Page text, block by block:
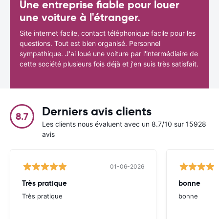
Une entreprise fiable pour louer
une voiture à l'étranger.
Site internet facile, contact téléphonique facile pour les
questions. Tout est bien organisé. Personnel
sympathique. J'ai loué une voiture par l'intermédiaire de
cette société plusieurs fois déjà et j'en suis très satisfait.
8.7 Derniers avis clients
Les clients nous évaluent avec un 8.7/10 sur 15928
avis
01-06-2026
Très pratique
Très pratique
bonne
bonne